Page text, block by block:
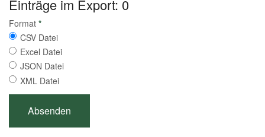
Einträge im Export: 0
Format *
CSV Datei
Excel Datei
JSON Datei
XML Datei